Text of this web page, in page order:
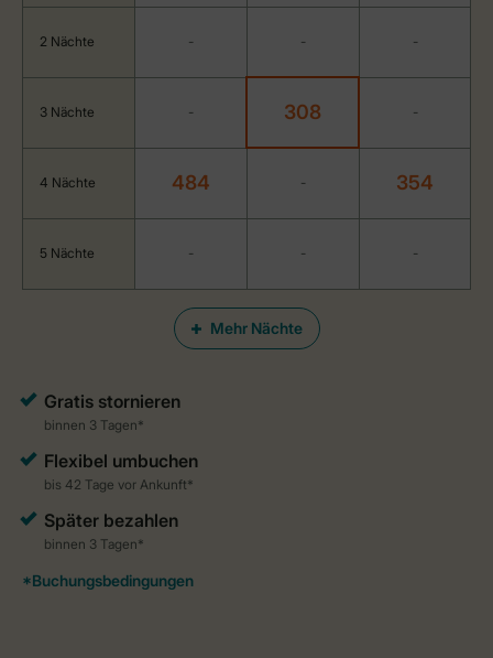
Mehr Nächte
2 Nächte - - -
3 Nächte - 308 -
4 Nächte 484 - 354
5 Nächte - - -